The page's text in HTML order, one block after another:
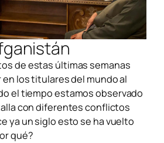
de estas últimas semanas
los titulares del mundo al
el tiempo estamos observado
con diferentes conflictos
ya un siglo esto se ha vuelto
qué?